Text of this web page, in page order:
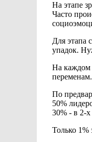
На этапе
Часто
Для этапа
упадок.
На каждом
переменам.
По
50%
30% - в 2-х
Только 1%